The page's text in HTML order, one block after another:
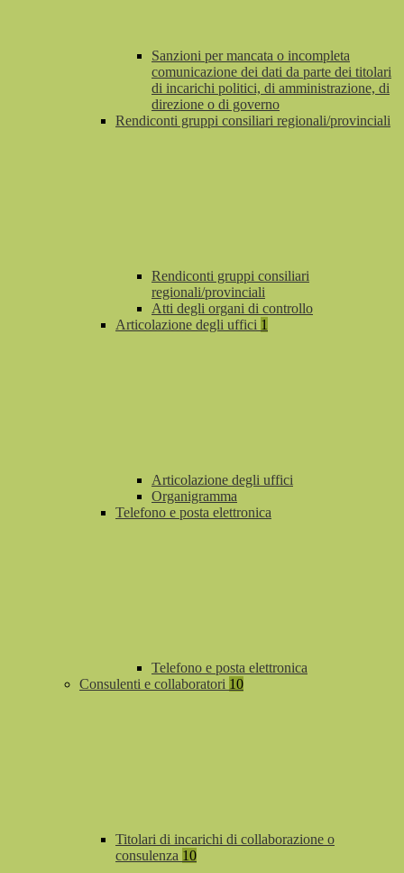
Sanzioni per mancata o incompleta
comunicazione dei dati da parte dei titolari
di incarichi politici, di amministrazione, di
direzione o di governo
Rendiconti gruppi consiliari regionali/provinciali
Rendiconti gruppi consiliari
regionali/provinciali
Atti degli organi di controllo
Articolazione degli uffici 1
Articolazione degli uffici
Organigramma
Telefono e posta elettronica
Telefono e posta elettronica
Consulenti e collaboratori 10
Titolari di incarichi di collaborazione o
consulenza 10